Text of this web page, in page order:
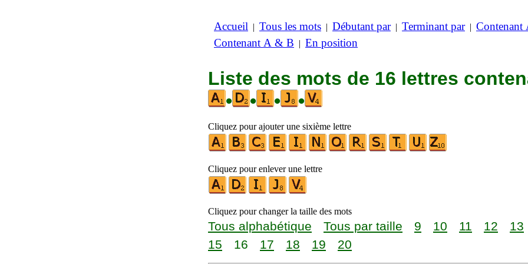
Accueil | Tous les mots | Débutant par| Terminant par| Contenant
Contenant A & B | En position
Liste des mots de 16 lettres
•
• • •
Cliquez pour ajouter une sixième lettre
Cliquez pour enlever une lettre
Cliquez pour changer la taille des mots
Tous alphabétique Tous par taille 9 10 11 12 13
15
16 17 18 19 20